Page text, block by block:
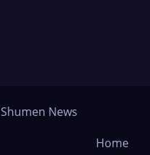
Shumen News
Home